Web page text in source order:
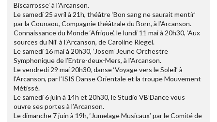
Biscarrosse’ à l’Arcanson.
Le samedi 25 avril à 21h, théâtre ‘Bon sang ne saurait mentir’
par la Counaou, Compagnie théâtrale du Born, à l’Arcanson.
Connaissance du Monde ‘Afrique’, le lundi 11 mai à 20h30, ‘Aux
sources du Nil’ à l’Arcanson, de Caroline Riegel.
Le samedi 16 mai à 20h30, ‘Josem’ Jeune Orchestre
Symphonique de l’Entre-deux-Mers, à l’Arcanson.
Le vendredi 29 mai 20h30, danse ‘Voyage vers le Soleil’ à
l’Arcanson, par l’ISIS Danse Orientale et la troupe Mouvement
Métissé.
Le samedi 6 juin à 14h et 20h30, le Studio VB’Dance vous
ouvre ses portes à l’Arcanson.
Le dimanche 7 juin à 19h, ‘Jumelage Musicaux’ par le Comité de